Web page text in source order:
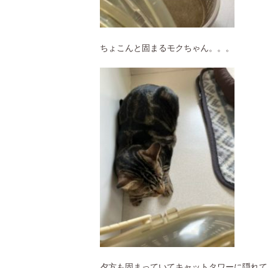
ちょこんと固まるモクちゃん。。。